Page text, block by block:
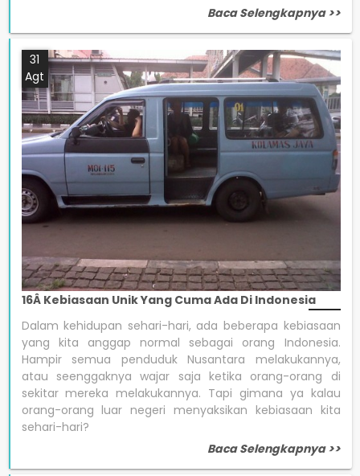
Baca Selengkapnya >>
31
Agt
16Â Kebiasaan Unik Yang Cuma Ada Di Indonesia
Dalam kehidupan sehari-hari, ada beberapa kebiasaan
yang kita anggap normal sebagai orang Indonesia.
Hampir semua penduduk Nusantara melakukannya,
atau seenggaknya wajar saja ketika orang-orang di
sekitar mereka melakukannya. Tapi gimana ya kalau
orang-orang luar negeri menyaksikan kebiasaan kita
sehari-hari?
Baca Selengkapnya >>